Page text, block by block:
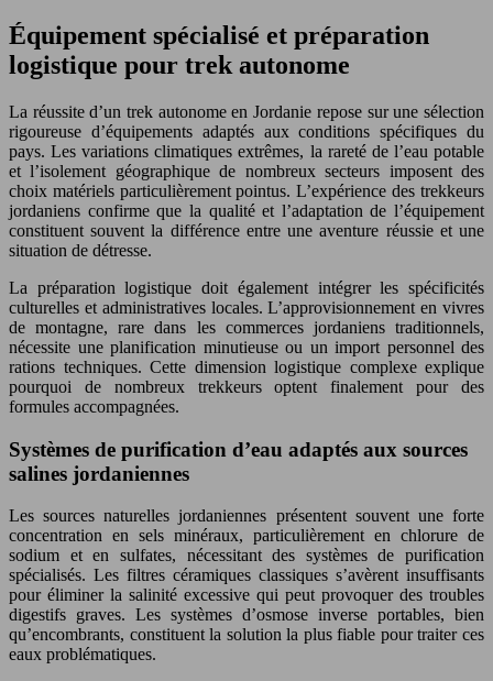
Équipement spécialisé et préparation
logistique pour trek autonome
La réussite d’un trek autonome en Jordanie repose sur une sélection
rigoureuse d’équipements adaptés aux conditions spécifiques du
pays. Les variations climatiques extrêmes, la rareté de l’eau potable
et l’isolement géographique de nombreux secteurs imposent des
choix matériels particulièrement pointus. L’expérience des trekkeurs
jordaniens confirme que la qualité et l’adaptation de l’équipement
constituent souvent la différence entre une aventure réussie et une
situation de détresse.
La préparation logistique doit également intégrer les spécificités
culturelles et administratives locales. L’approvisionnement en vivres
de montagne, rare dans les commerces jordaniens traditionnels,
nécessite une planification minutieuse ou un import personnel des
rations techniques. Cette dimension logistique complexe explique
pourquoi de nombreux trekkeurs optent finalement pour des
formules accompagnées.
Systèmes de purification d’eau adaptés aux sources
salines jordaniennes
Les sources naturelles jordaniennes présentent souvent une forte
concentration en sels minéraux, particulièrement en chlorure de
sodium et en sulfates, nécessitant des systèmes de purification
spécialisés. Les filtres céramiques classiques s’avèrent insuffisants
pour éliminer la salinité excessive qui peut provoquer des troubles
digestifs graves. Les systèmes d’osmose inverse portables, bien
qu’encombrants, constituent la solution la plus fiable pour traiter ces
eaux problématiques.